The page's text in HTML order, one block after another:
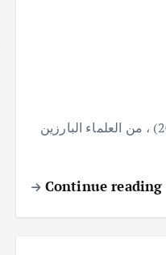
بغداد /كتبت الصحفية زينب الرماح يعد العالم العراقي الراحل عبد الصاحب المختار( 1923- 2007) ، من العلماء البارزين
Continue reading